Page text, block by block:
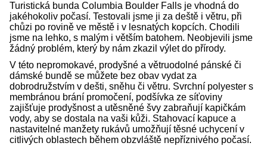
Turistická bunda Columbia Boulder Falls je vhodná do
jakéhokoliv počasí. Testovali jsme ji za deště i větru, při
chůzi po rovině ve městě i v lesnatých kopcích. Chodili
jsme na lehko, s malým i větším batohem. Neobjevili jsme
žádný problém, který by nám zkazil výlet do přírody.
V této nepromokavé, prodyšné a větruodolné pánské či
dámské bundě se můžete bez obav vydat za
dobrodružstvím v dešti, sněhu či větru. Svrchní polyester s
membránou brání promočení, podšívka ze síťoviny
zajišťuje prodyšnost a utěsněné švy zabraňují kapičkám
vody, aby se dostala na vaši kůži. Stahovací kapuce a
nastavitelné manžety rukávů umožňují těsné uchycení v
citlivých oblastech během obzvláště nepříznivého počasí.